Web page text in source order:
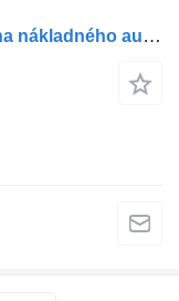
Hadica Țeavă de ulei servodirecție na nákladného auta Scania – 1941198